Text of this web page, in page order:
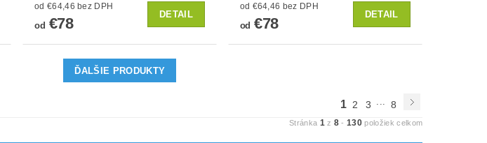
od €64,46 bez DPH
od €78
DETAIL
od €64,46 bez DPH
od €78
DETAIL
ĎALŠIE PRODUKTY
1 2 3 ... 8
Stránka 1z 8 -130 položiek celkom